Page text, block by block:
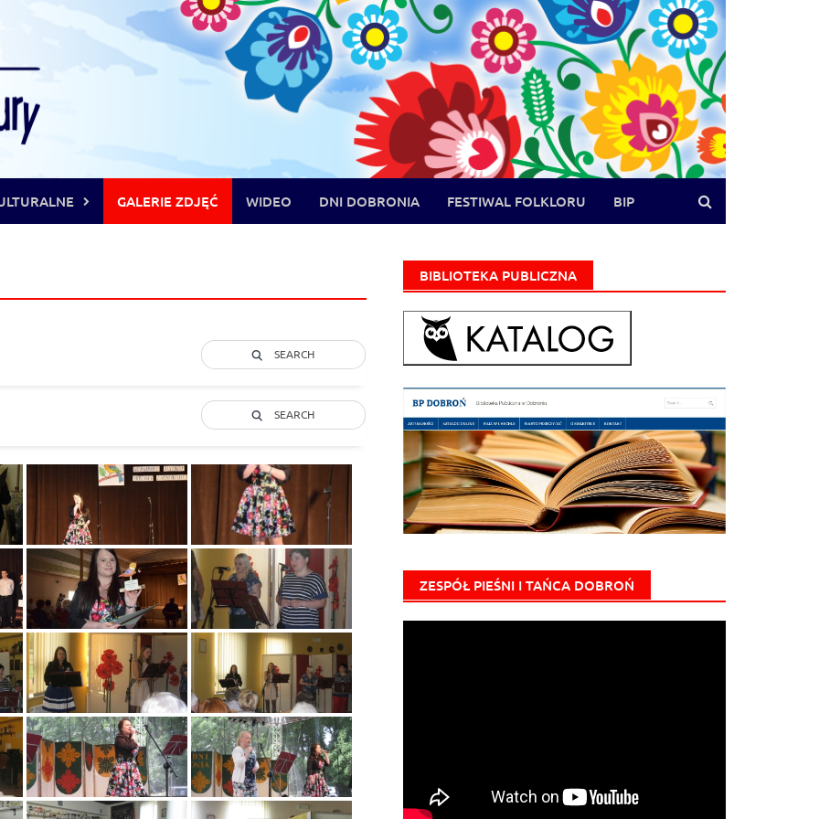
GALERIE ZDJĘĆ WIDEO DNI DOBRONIA FESTIWAL FOLKLORU BIP
SEARCH
SEARCH
BIBLIOTEKA PUBLICZNA
ZESPÓŁ PIEŚNI I TAŃCA DOBROŃ